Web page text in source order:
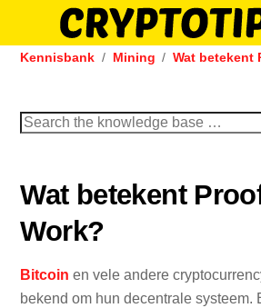
SkipKennisbank Mining Wat betekent
Search
Wat betekent
Work?
Bitcoin en vele andere
bekend om hun decentrale systeem.